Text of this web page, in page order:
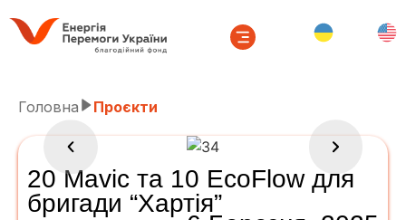
Головна Проєкти
20 Mavic та 10 EcoFlow для
бригади “Хартія”